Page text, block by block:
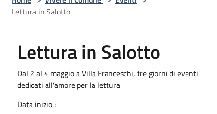
Lettura in Salotto
Lettura in Salotto
Dal 2 al 4 maggio a Villa Franceschi, tre giorni di eventi
dedicati all'amore per la lettura
Data inizio :